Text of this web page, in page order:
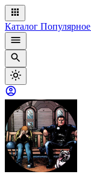
Каталог Популярное